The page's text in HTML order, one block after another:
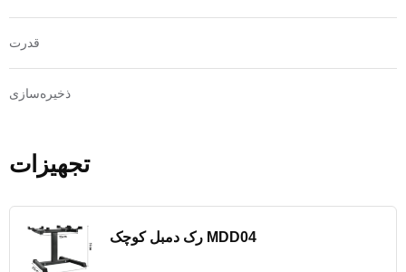
قدرت
ذخیره‌سازی
تجهیزات
رک دمبل کوچک MDD04